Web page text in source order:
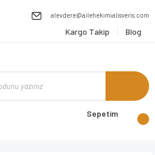
alevdere@ailehekimialisveris.com
Kargo Takip Blog
Sepetim